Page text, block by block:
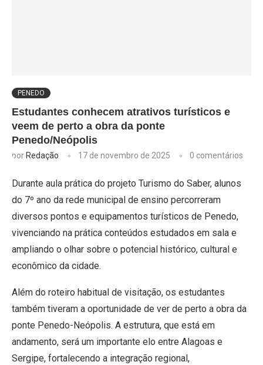
PENEDO
Estudantes conhecem atrativos turísticos e
veem de perto a obra da ponte
Penedo/Neópolis
por Redação 17 de novembro de 2025 0 comentários
Durante aula prática do projeto Turismo do Saber, alunos
do 7º ano da rede municipal de ensino percorreram
diversos pontos e equipamentos turísticos de Penedo,
vivenciando na prática conteúdos estudados em sala e
ampliando o olhar sobre o potencial histórico, cultural e
econômico da cidade.
Além do roteiro habitual de visitação, os estudantes
também tiveram a oportunidade de ver de perto a obra da
ponte Penedo-Neópolis. A estrutura, que está em
andamento, será um importante elo entre Alagoas e
Sergipe, fortalecendo a integração regional,